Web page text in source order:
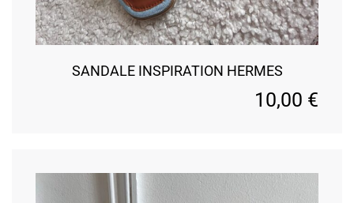
SANDALE INSPIRATION HERMES
10,00 €